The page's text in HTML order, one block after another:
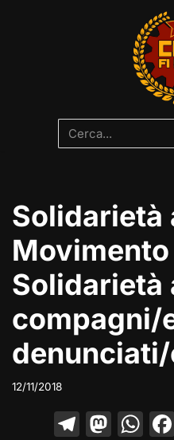
Solidarietà
Solidarietà
compagni/
12/11/2018
T M W